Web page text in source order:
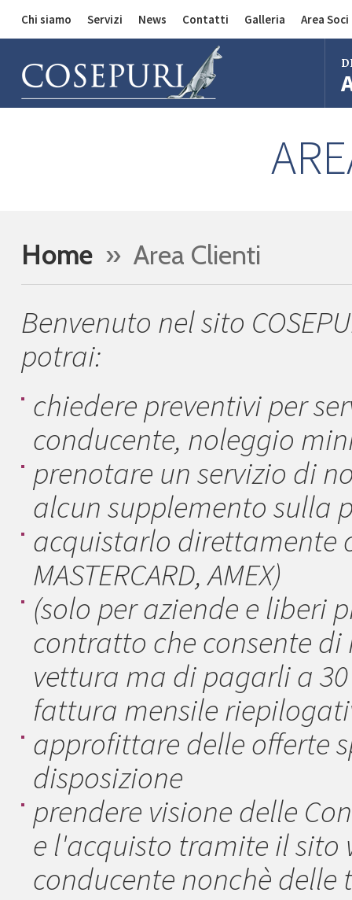
Chi siamo Servizi
Comunicazioni
News Contatti Galleria
Divisione Bus
Area Soci
Home » Area Clienti
Benvenuto nel sito
potrai:
chiedere preventivi per
conducente, noleggio
prenotare un servizio di
alcun supplemento sulla
acquistarlo direttamente
MASTERCARD, AMEX)
(solo per aziende e liberi
contratto che consente
vettura ma di pagarli a
fattura mensile
approfittare delle offerte
disposizione
prendere visione delle
e l'acquisto tramite il sito
conducente nonchè delle